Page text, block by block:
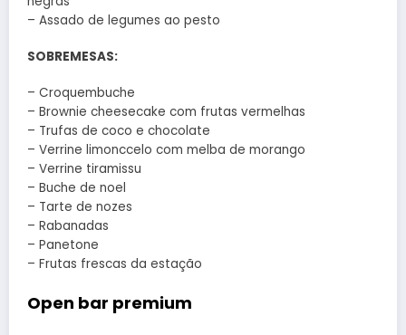
– Assado de legumes ao pesto
SOBREMESAS:
– Croquembuche
– Brownie cheesecake com frutas vermelhas
– Trufas de coco e chocolate
– Verrine limonccelo com melba de morango
– Verrine tiramissu
– Buche de noel
– Tarte de nozes
– Rabanadas
– Panetone
– Frutas frescas da estação
Open bar premium